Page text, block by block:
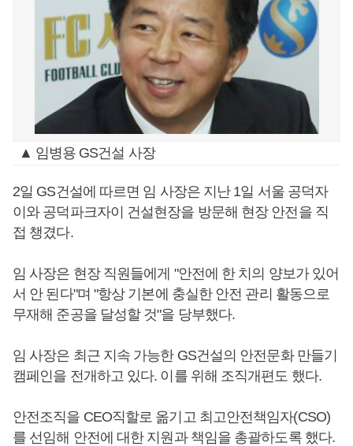
▲ 임병용 GS건설 사장
2일 GS건설에 따르면 임 사장은 지난 1일 서울 공덕자
이와 공덕파크자이 건설현장을 방문해 현장 안전을 직
접 챙겼다.
임 사장은 현장 직원들에게 "안전에 한 치의 양보가 있어
서 안 된다"며 "항상 기본에 충실한 안전 관리 활동으로
무재해 준공을 달성할 것"을 당부했다.
임 사장은 최근 지속 가능한 GS건설의 안전문화 만들기
캠페인을 전개하고 있다. 이를 위해 조직개편도 했다.
안전조직을 CEO직할로 옮기고 최고안전책임자(CSO)
를 선임해 안전에 대한 지원과 책임을 총괄하도록 했다.